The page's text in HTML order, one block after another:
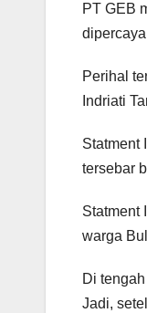
PT GEB
Perihal
Indriati
Statment
tersebar
Statment
warga
Di
Jadi,